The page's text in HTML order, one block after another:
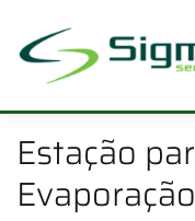
Estação
Evaporação